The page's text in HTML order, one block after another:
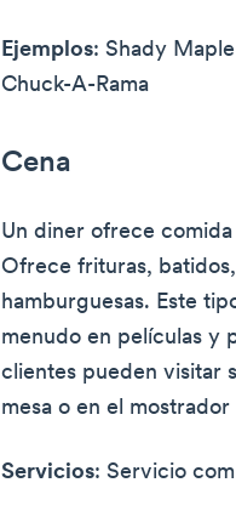
Ejemplos: Shady
Chuck-A-Rama
Cena
Un diner ofrece
Ofrece frituras,
hamburguesas. Este
menudo en películas y
clientes pueden visitar
mesa o en el
Servicios: Servicio